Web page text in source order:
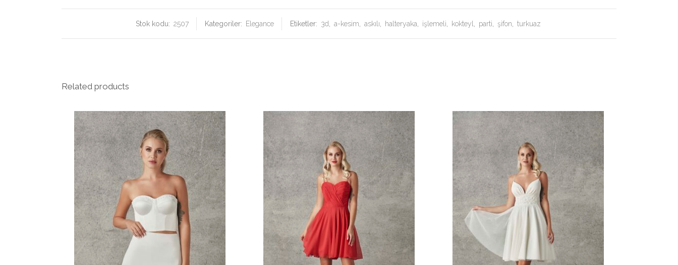
Stok kodu: 2507 Kategoriler: Elegance Etiketler: 3d a-kesim askılı halteryaka işlemeli kokteyl parti şifon turkuaz
Related products